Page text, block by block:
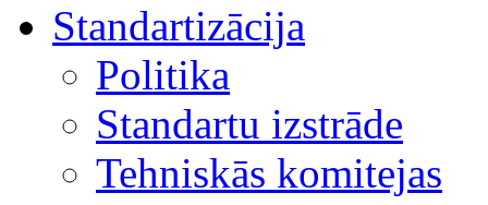
Standartizācija
Politika
Standartu izstrāde
Tehniskās komitejas